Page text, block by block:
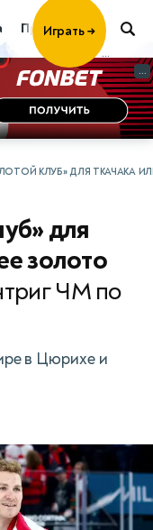
Прогнозы Live
Играть →
...
...
КЛУБ» ДЛЯ ТКАЧАКА
для
золото
ЧМ по
в Цюрихе и